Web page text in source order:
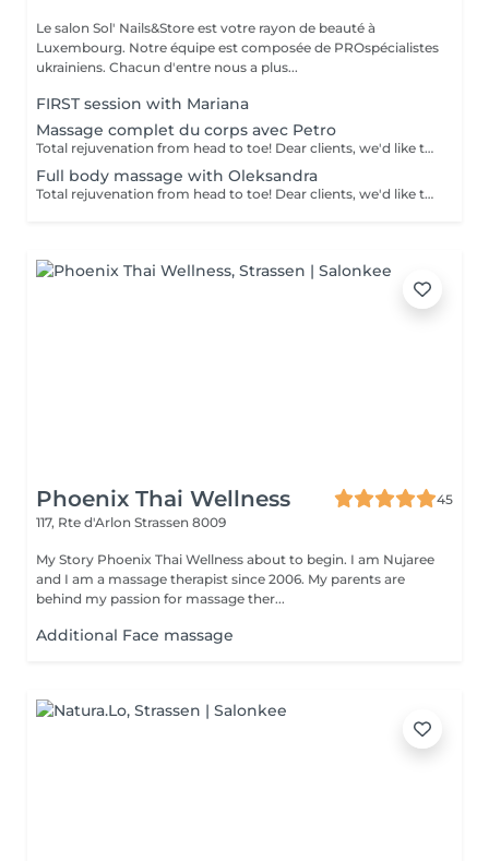
Le salon Sol' Nails&Store est votre rayon de beauté à
Luxembourg. Notre équipe est composée de PROspécialistes
ukrainiens. Chacun d'entre nous a plus...
FIRST session with Mariana
Massage complet du corps avec Petro
Total rejuvenation from head to toe! Dear clients, we'd like to draw your attention to the fact that the actual massage time is indicated in parentheses next to the name of the massage. The duration list on the website includes time for room and client preparation. We strive to provide you with the highest quality and comfort. Thank you for your understanding. WHAT IS FULL BODY MASSAGE? It's a comprehensive massage that targets all major muscle groups, relieving stress, tension, and fatigue throughout the entire body. Using a combination of techniques, this treatment boosts circulation, relaxes the nervous system, and restores your natural energy balance. Ideal for those needing a full reset for both body and mind.
Full body massage with Oleksandra
Total rejuvenation from head to toe! Dear clients, we'd like to draw your attention to the fact that the actual massage time is indicated in parentheses next to the name of the massage. The duration list on the website includes time for room and client preparation. We strive to provide you with the highest quality and comfort. Thank you for your understanding.
Phoenix Thai Wellness
45
117, Rte d'Arlon Strassen 8009
My Story Phoenix Thai Wellness about to begin. I am Nujaree
and I am a massage therapist since 2006. My parents are
behind my passion for massage ther...
Additional Face massage